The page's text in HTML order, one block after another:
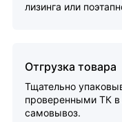
лизинга или
Отгрузка товара
Тщательно
проверенными ТК в
самовывоз.